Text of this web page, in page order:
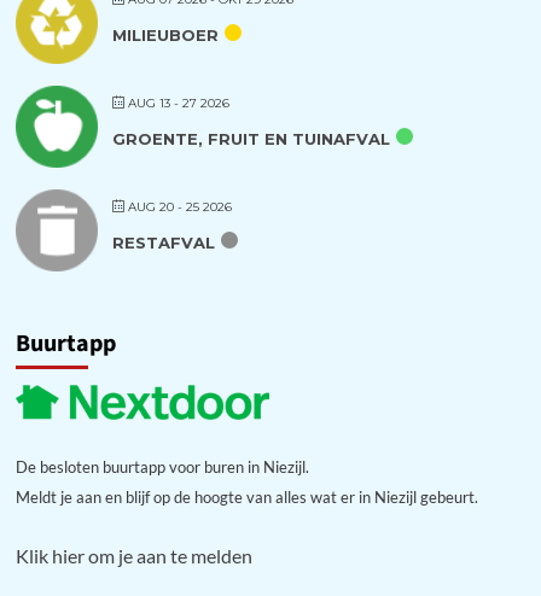
MILIEUBOER
AUG 13 - 27 2026
GROENTE, FRUIT EN TUINAFVAL
AUG 20 - 25 2026
RESTAFVAL
Buurtapp
De besloten buurtapp voor buren in Niezijl.
Meldt je aan en blijf op de hoogte van alles wat er in Niezijl gebeurt.
Klik hier om je aan te melden